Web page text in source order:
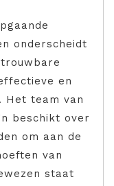
onderscheidt
en
Het team van
beschikt over
om aan de
van
staat